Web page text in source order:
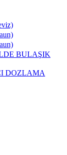
BULAŞIK
DOZLAMA